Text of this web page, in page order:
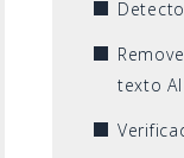
texto AI